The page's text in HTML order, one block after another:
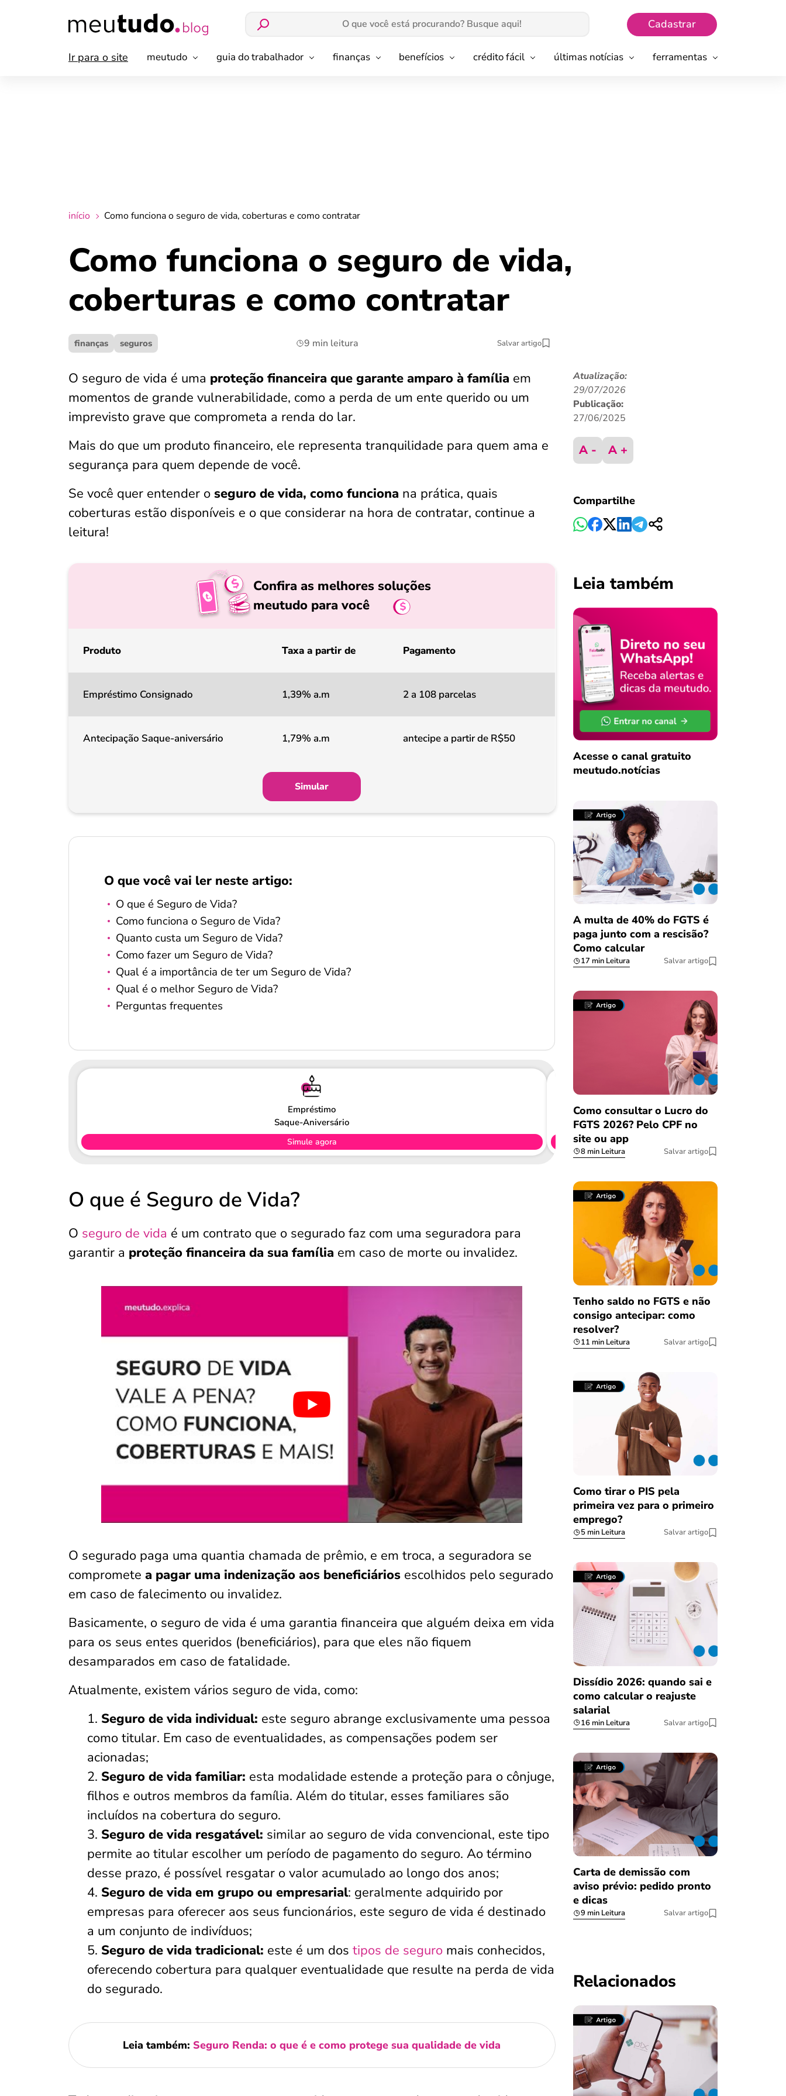
Cadastrar
Ir para o site meutudo guia do trabalhador finanças benefícios crédito fácil últimas notícias ferramentas
início Como funciona o seguro de vida, coberturas e como contratar
Como funciona o seguro de vida,
coberturas e como contratar
finanças seguros 9 min leitura Salvar artigo
O seguro de vida é uma proteção financeira que garante amparo à família em
momentos de grande vulnerabilidade, como a perda de um ente querido ou um
imprevisto grave que comprometa a renda do lar.
Mais do que um produto financeiro, ele representa tranquilidade para quem ama e
segurança para quem depende de você.
Se você quer entender o seguro de vida, como funciona na prática, quais
coberturas estão disponíveis e o que considerar na hora de contratar, continue a
leitura!
Confira as melhores soluções
meutudo para você
Produto Taxa a partir de Pagamento
Empréstimo Consignado 1,39% a.m 2 a 108 parcelas
Antecipação Saque-aniversário 1,79% a.m antecipe a partir de R$50
Simular
O que você vai ler neste artigo:
O que é Seguro de Vida?
Como funciona o Seguro de Vida?
Quanto custa um Seguro de Vida?
Como fazer um Seguro de Vida?
Qual é a importância de ter um Seguro de Vida?
Qual é o melhor Seguro de Vida?
Perguntas frequentes
Empréstimo
Saque-Aniversário
Simule agora
O que é Seguro de Vida?
O seguro de vida é um contrato que o segurado faz com uma seguradora para
garantir a proteção financeira da sua família em caso de morte ou invalidez.
O segurado paga uma quantia chamada de prêmio, e em troca, a seguradora se
compromete a pagar uma indenização aos beneficiários escolhidos pelo segurado
em caso de falecimento ou invalidez.
Basicamente, o seguro de vida é uma garantia financeira que alguém deixa em vida
para os seus entes queridos (beneficiários), para que eles não fiquem
desamparados em caso de fatalidade.
Atualmente, existem vários seguro de vida, como:
Seguro de vida individual: este seguro abrange exclusivamente uma pessoa
como titular. Em caso de eventualidades, as compensações podem ser
acionadas;
Seguro de vida familiar: esta modalidade estende a proteção para o cônjuge,
filhos e outros membros da família. Além do titular, esses familiares são
incluídos na cobertura do seguro.
Seguro de vida resgatável: similar ao seguro de vida convencional, este tipo
permite ao titular escolher um período de pagamento do seguro. Ao término
desse prazo, é possível resgatar o valor acumulado ao longo dos anos;
Seguro de vida em grupo ou empresarial: geralmente adquirido por
empresas para oferecer aos seus funcionários, este seguro de vida é destinado
a um conjunto de indivíduos;
Seguro de vida tradicional: este é um dos tipos de seguro mais conhecidos,
oferecendo cobertura para qualquer eventualidade que resulte na perda de vida
do segurado.
Leia também: Seguro Renda: o que é e como protege sua qualidade de vida
Atualização:
29/07/2026
Publicação:
27/06/2025
A - A +
Compartilhe
Leia também
Acesse o canal gratuito
meutudo.notícias
A multa de 40% do FGTS é
paga junto com a rescisão?
Como calcular
17 min Leitura Salvar artigo
Como consultar o Lucro do
FGTS 2026? Pelo CPF no
site ou app
8 min Leitura Salvar artigo
Tenho saldo no FGTS e não
consigo antecipar: como
resolver?
11 min Leitura Salvar artigo
Como tirar o PIS pela
primeira vez para o primeiro
emprego?
5 min Leitura Salvar artigo
Dissídio 2026: quando sai e
como calcular o reajuste
salarial
16 min Leitura Salvar artigo
Carta de demissão com
aviso prévio: pedido pronto
e dicas
9 min Leitura Salvar artigo
Relacionados